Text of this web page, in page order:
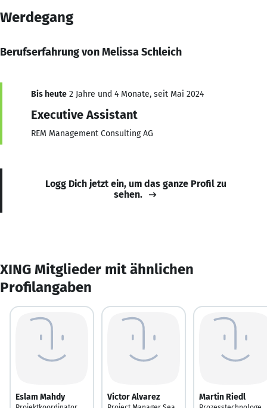
Werdegang
Berufserfahrung von Melissa Schleich
Bis heute 2 Jahre und 4 Monate, seit Mai 2024
Executive Assistant
REM Management Consulting AG
Logg Dich jetzt ein, um das ganze Profil zu
sehen.
XING Mitglieder mit ähnlichen
Profilangaben
Eslam Mahdy Victor Alvarez Martin Riedl